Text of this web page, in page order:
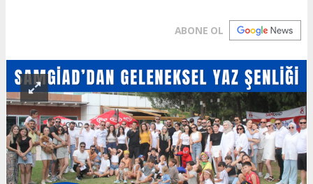
ABONE OL